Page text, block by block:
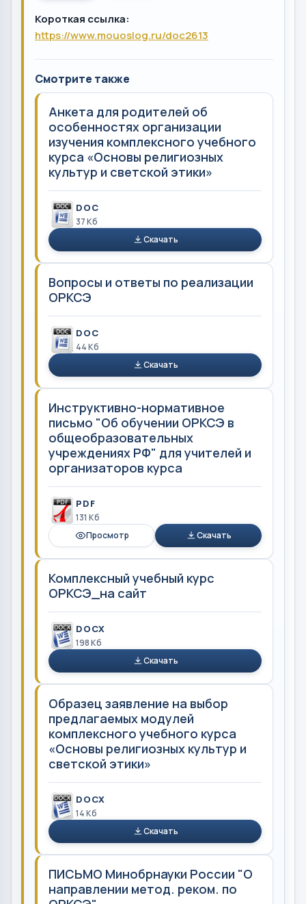
Короткая ссылка:
https://www.mouoslog.ru/doc2613
Смотрите также
Анкета для родителей об
особенностях организации
изучения комплексного учебного
курса «Основы религиозных
культур и светской этики»
DOC
37 Кб
Скачать
Вопросы и ответы по реализации
ОРКСЭ
DOC
44 Кб
Скачать
Инструктивно-нормативное
письмо "Об обучении ОРКСЭ в
общеобразовательных
учреждениях РФ" для учителей и
организаторов курса
PDF
131 Кб
Просмотр
Скачать
Комплексный учебный курс
ОРКСЭ_на сайт
DOCX
198 Кб
Скачать
Образец заявление на выбор
предлагаемых модулей
комплексного учебного курса
«Основы религиозных культур и
светской этики»
DOCX
14 Кб
Скачать
ПИСЬМО Минобрнауки России "О
направлении метод. реком. по